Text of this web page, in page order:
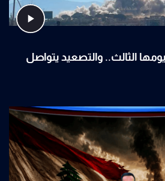
الثالث.. والتصعيد يتواصل